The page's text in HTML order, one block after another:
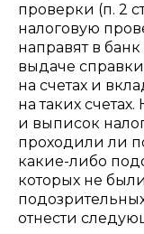
проверки (п. 2
налоговую
направят в
выдаче
на счетах и
на таких
и выписок
проходили ли
какие-либо
которых не
отнести